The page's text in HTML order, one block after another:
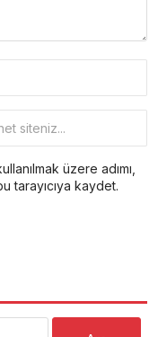
üzere adımı,
tarayıcıya kaydet.